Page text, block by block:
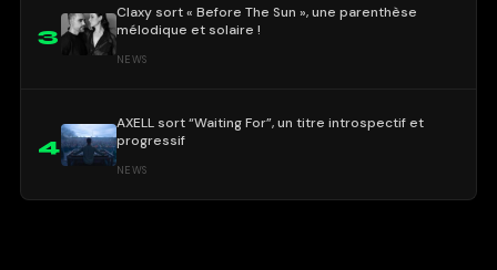
3
Claxy sort « Before The Sun », une parenthèse
mélodique et solaire !
NEWS
4
AXELL sort “Waiting For”, un titre introspectif et
progressif
NEWS